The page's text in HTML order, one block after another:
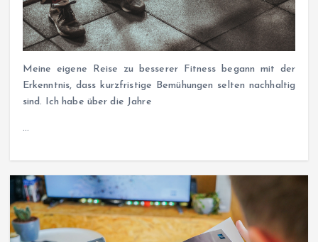
Meine eigene Reise zu besserer Fitness begann mit der
Erkenntnis, dass kurzfristige Bemühungen selten nachhaltig
sind. Ich habe über die Jahre
…